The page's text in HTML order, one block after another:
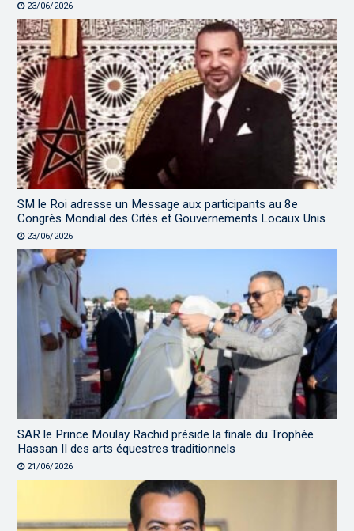
23/06/2026
SM le Roi adresse un Message aux participants au 8e
Congrès Mondial des Cités et Gouvernements Locaux Unis
23/06/2026
SAR le Prince Moulay Rachid préside la finale du Trophée
Hassan II des arts équestres traditionnels
21/06/2026